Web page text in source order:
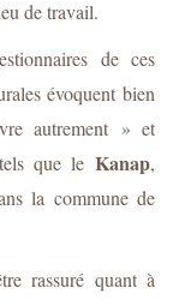
de travail.
de ces
évoquent bien
autrement » et
que le Kanap,
la commune de
rassuré quant à